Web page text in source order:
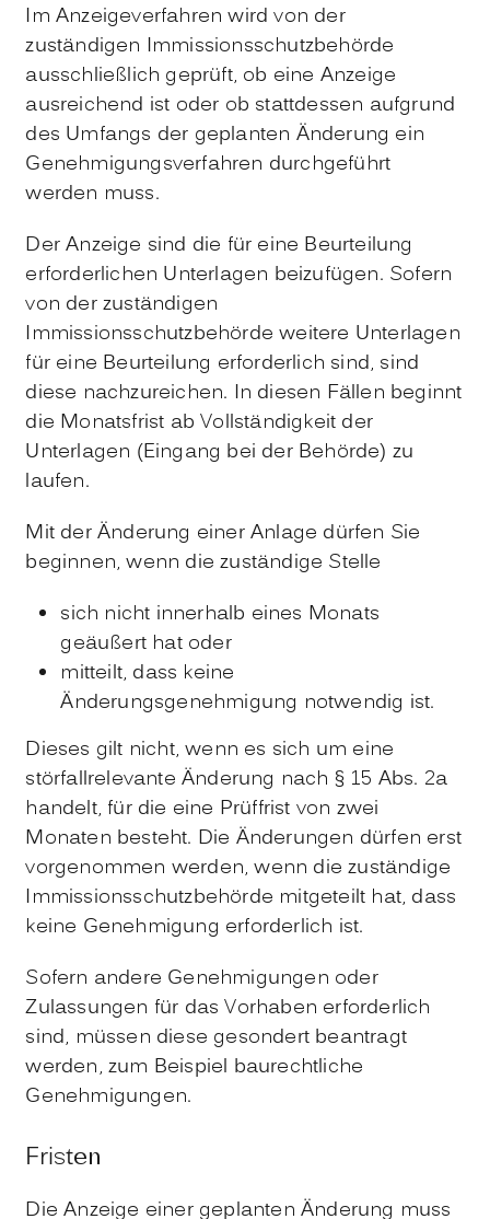
Im Anzeigeverfahren wird von der
zuständigen Immissionsschutzbehörde
ausschließlich geprüft, ob eine Anzeige
ausreichend ist oder ob stattdessen aufgrund
des Umfangs der geplanten Änderung ein
Genehmigungsverfahren durchgeführt
werden muss.
Der Anzeige sind die für eine Beurteilung
erforderlichen Unterlagen beizufügen. Sofern
von der zuständigen
Immissionsschutzbehörde weitere Unterlagen
für eine Beurteilung erforderlich sind, sind
diese nachzureichen. In diesen Fällen beginnt
die Monatsfrist ab Vollständigkeit der
Unterlagen (Eingang bei der Behörde) zu
laufen.
Mit der Änderung einer Anlage dürfen Sie
beginnen, wenn die zuständige Stelle
sich nicht innerhalb eines Monats
geäußert hat oder
mitteilt, dass keine
Änderungsgenehmigung notwendig ist.
Dieses gilt nicht, wenn es sich um eine
störfallrelevante Änderung nach § 15 Abs. 2a
handelt, für die eine Prüffrist von zwei
Monaten besteht. Die Änderungen dürfen erst
vorgenommen werden, wenn die zuständige
Immissionsschutzbehörde mitgeteilt hat, dass
keine Genehmigung erforderlich ist.
Sofern andere Genehmigungen oder
Zulassungen für das Vorhaben erforderlich
sind, müssen diese gesondert beantragt
werden, zum Beispiel baurechtliche
Genehmigungen.
Fristen
Die Anzeige einer geplanten Änderung muss